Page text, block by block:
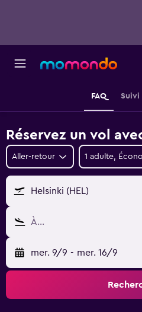
FAQ Suivi
Réservez un vol
Aller-retour 1 adulte,
Helsinki (HEL)
À…
mer. 9/9 - mer. 16/9